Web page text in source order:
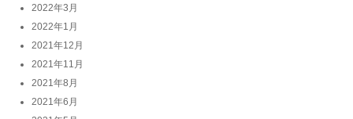
2022年3月
2022年1月
2021年12月
2021年11月
2021年8月
2021年6月